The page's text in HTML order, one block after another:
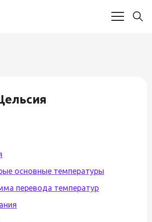
основные температуры
перевода температур